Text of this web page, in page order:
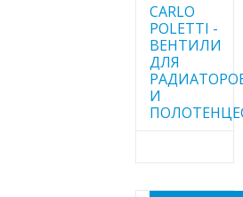
CARLO
POLETTI -
ВЕНТИЛИ
ДЛЯ
И